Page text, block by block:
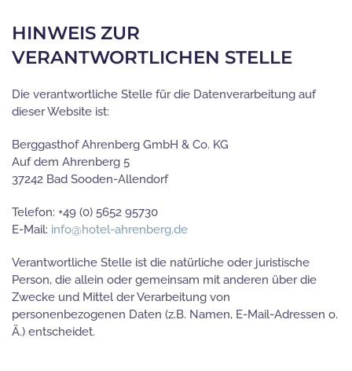
HINWEIS ZUR
VERANTWORTLICHEN STELLE
Die verantwortliche Stelle für die Datenverarbeitung auf
dieser Website ist:
Berggasthof Ahrenberg GmbH & Co. KG
Auf dem Ahrenberg 5
37242 Bad Sooden-Allendorf
Telefon: +49 (0) 5652 95730
E-Mail: info@hotel-ahrenberg.de
Verantwortliche Stelle ist die natürliche oder juristische
Person, die allein oder gemeinsam mit anderen über die
Zwecke und Mittel der Verarbeitung von
personenbezogenen Daten (z.B. Namen, E-Mail-Adressen o.
Ä.) entscheidet.